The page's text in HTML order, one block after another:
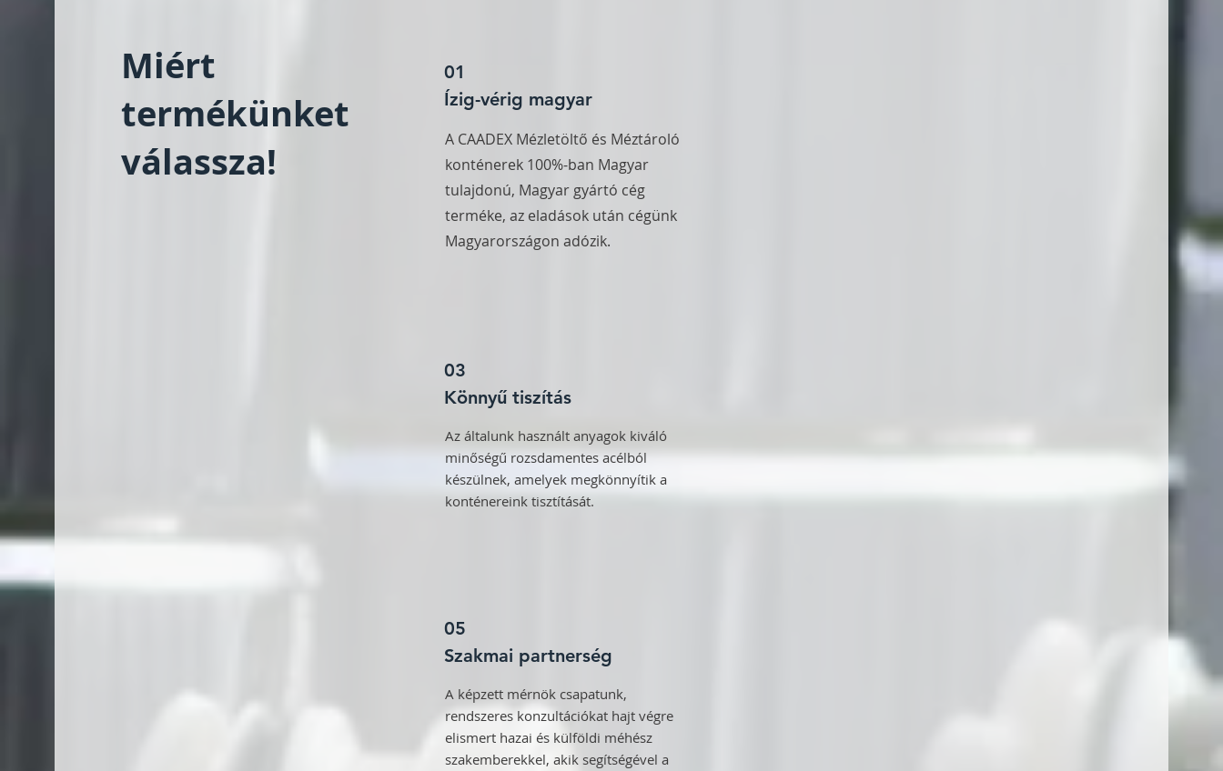
Miért
termékünket
válassza!
01
Ízig-vérig magyar
A CAADEX Mézletöltő és Méztároló
konténerek 100%-ban Magyar
tulajdonú, Magyar gyártó cég
terméke, az eladások után cégünk
Magyarországon adózik.
03
Könnyű tiszítás
Az általunk használt anyagok kiváló
minőségű rozsdamentes acélból
készülnek, amelyek megkönnyítik a
konténereink tisztítását.
05
Szakmai partnerség
A képzett mérnök csapatunk,
rendszeres konzultációkat hajt végre
elismert hazai és külföldi méhész
szakemberekkel, akik segítségével a